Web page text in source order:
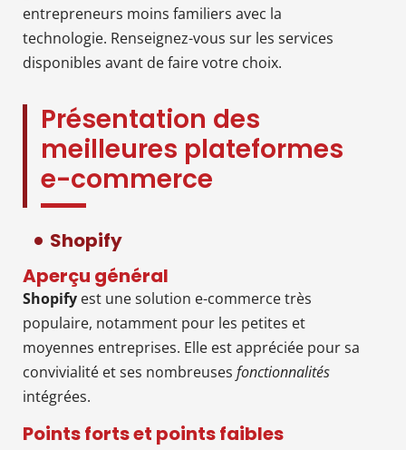
entrepreneurs moins familiers avec la
technologie. Renseignez-vous sur les services
disponibles avant de faire votre choix.
Présentation des
meilleures plateformes
e-commerce
Shopify
Aperçu général
Shopify est une solution e-commerce très
populaire, notamment pour les petites et
moyennes entreprises. Elle est appréciée pour sa
convivialité et ses nombreuses fonctionnalités
intégrées.
Points forts et points faibles